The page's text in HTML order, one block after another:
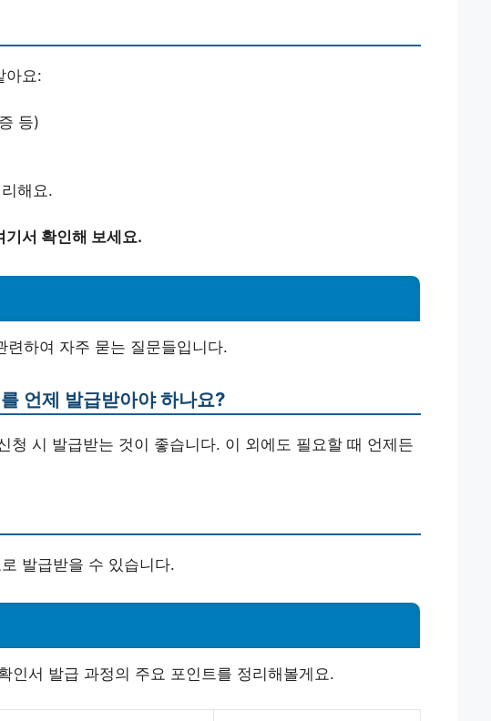
아요:
등)
해요.
기서 확인해 보세요.
련하여 자주 묻는 질문들입니다.
언제 발급받아야 하나요?
청 시 발급받는 것이 좋습니다. 이 외에도 필요할 때 언제든
발급받을 수 있습니다.
인서 발급 과정의 주요 포인트를 정리해볼게요.